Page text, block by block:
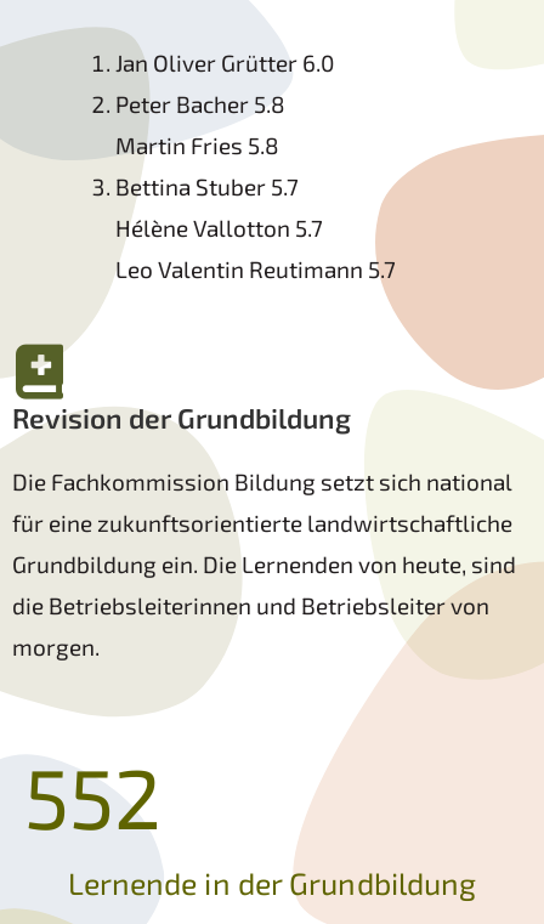
Jan Oliver Grütter 6.0
Peter Bacher 5.8
Martin Fries 5.8
Bettina Stuber 5.7
Hélène Vallotton 5.7
Leo Valentin Reutimann 5.7
Revision der Grundbildung
Die Fachkommission Bildung setzt sich national
für eine zukunftsorientierte landwirtschaftliche
Grundbildung ein. Die Lernenden von heute, sind
die Betriebsleiterinnen und Betriebsleiter von
morgen.
Lernende in der Grundbildung​
552